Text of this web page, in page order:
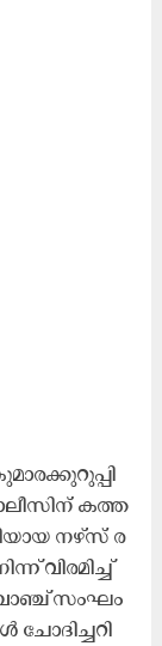
ക​ത്ത​
ന​ഴ്‌​സ് ര​
വി​ര​മി​ച്ച്
സം​ഘം